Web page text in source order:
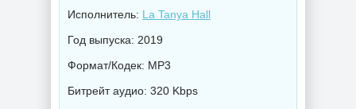
Исполнитель: La Tanya Hall
Год выпуска: 2019
Формат/Кодек: MP3
Битрейт аудио: 320 Kbps